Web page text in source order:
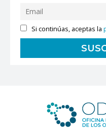
Si continúas, aceptas la